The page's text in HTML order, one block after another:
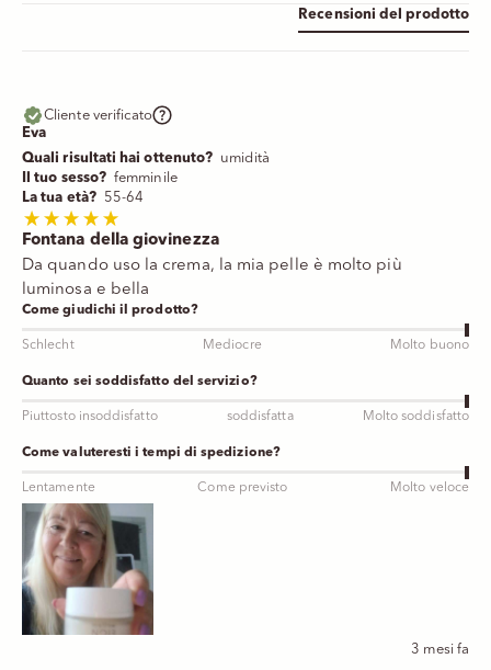
Recensioni del prodotto
Cliente verificato
Eva
Quali risultati hai ottenuto?
umidità
Il tuo sesso? femminile
La tua età?
55-64
Fontana della giovinezza
Da quando uso la crema, la mia pelle è molto più
luminosa e bella
Come giudichi il prodotto?
Schlecht Mediocre Molto buono
Quanto sei soddisfatto del servizio?
Piuttosto insoddisfatto soddisfatta Molto soddisfatto
Come valuteresti i tempi di spedizione?
Lentamente Come previsto Molto veloce
3 mesi fa